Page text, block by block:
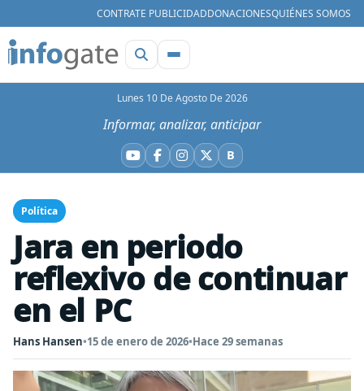
CONTRATE PUBLICIDADDONACIONESQUIÉNES SOMOS
Lunes 10 De Agosto De 2026
Informar, analizar, anticipar
YouTube
Facebook
Instagram
X BBluesky
Política
Jara en periodo
reflexivo de continuar
en el PC
Hans Hansen•15 de enero de 2026•Hace 29 semanas